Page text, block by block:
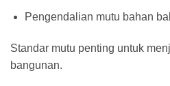
Pengendalian mutu bahan
Standar mutu penting untuk
bangunan.